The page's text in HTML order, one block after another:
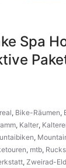
Spa
, Bike-Räumen,
, Kalter,
,
, mtb,
, Zweirad-